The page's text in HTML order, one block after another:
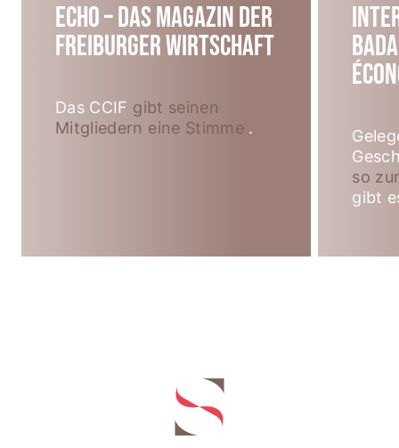
Echo – das Magazin der
Freiburger Wirtschaft
Das CCIF gibt seinen
Mitgliedern eine Stimme .
so
gibt